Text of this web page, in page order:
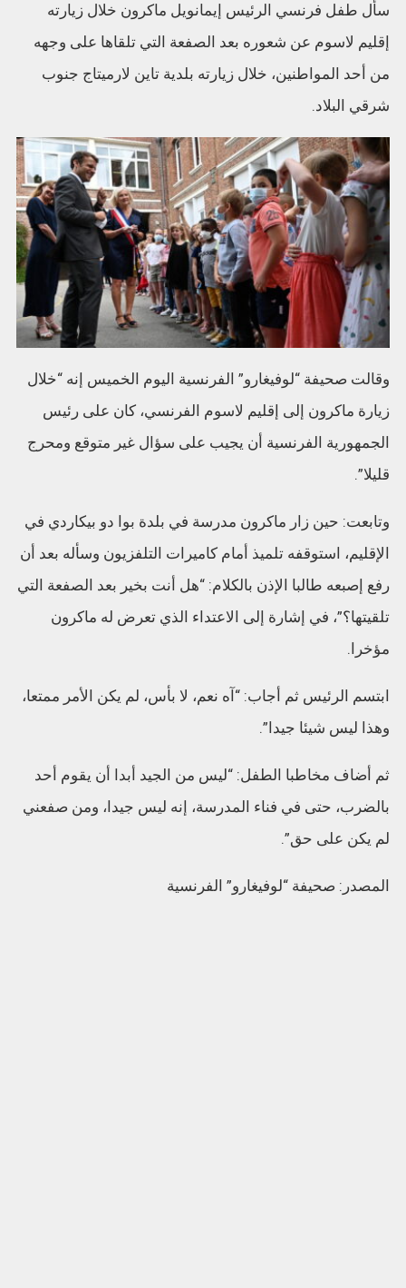
سأل طفل فرنسي الرئيس إيمانويل ماكرون خلال زيارته
إقليم لاسوم عن شعوره بعد الصفعة التي تلقاها على وجهه
من أحد المواطنين، خلال زيارته بلدية تاين لارميتاج جنوب
شرقي البلاد.
وقالت صحيفة “لوفيغارو” الفرنسية اليوم الخميس إنه “خلال
زيارة ماكرون إلى إقليم لاسوم الفرنسي، كان على رئيس
الجمهورية الفرنسية أن يجيب على سؤال غير متوقع ومحرج
قليلا”.
وتابعت: حين زار ماكرون مدرسة في بلدة بوا دو بيكاردي في
الإقليم، استوقفه تلميذ أمام كاميرات التلفزيون وسأله بعد أن
رفع إصبعه طالبا الإذن بالكلام: “هل أنت بخير بعد الصفعة التي
تلقيتها؟”، في إشارة إلى الاعتداء الذي تعرض له ماكرون
مؤخرا.
ابتسم الرئيس ثم أجاب: “آه نعم، لا بأس، لم يكن الأمر ممتعا،
وهذا ليس شيئا جيدا”.
ثم أضاف مخاطبا الطفل: “ليس من الجيد أبدا أن يقوم أحد
بالضرب، حتى في فناء المدرسة، إنه ليس جيدا، ومن صفعني
لم يكن على حق”.
المصدر: صحيفة “لوفيغارو” الفرنسية